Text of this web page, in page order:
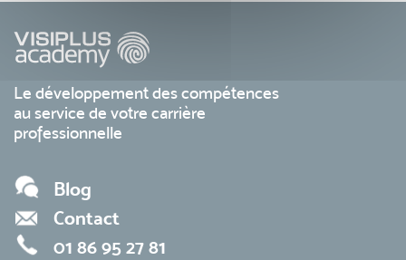
Le développement des compétences
au service de votre carrière
professionnelle
Blog
Contact
01 86 95 27 81